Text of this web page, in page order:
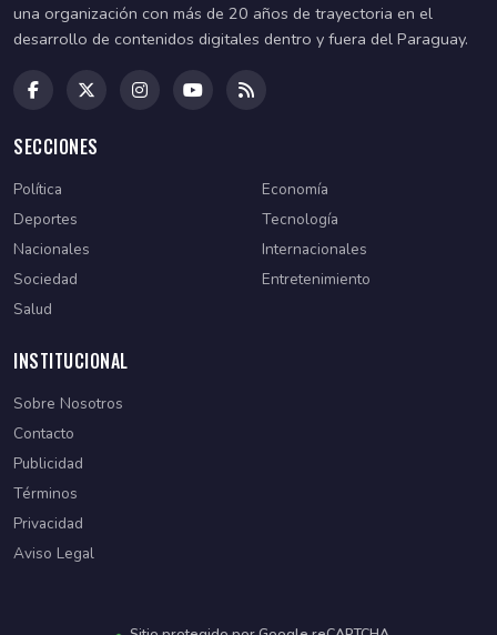
una organización con más de 20 años de trayectoria en el
desarrollo de contenidos digitales dentro y fuera del Paraguay.
SECCIONES
Política
Economía
Deportes
Tecnología
Nacionales
Internacionales
Sociedad
Entretenimiento
Salud
INSTITUCIONAL
Sobre Nosotros
Contacto
Publicidad
Términos
Privacidad
Aviso Legal